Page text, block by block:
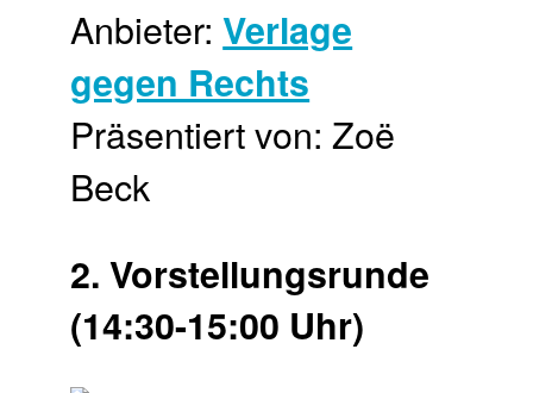
Anbieter:Verlage
gegen Rechts
Präsentiert von: Zoë
Beck
2. Vor­stellungs­runde
(14:30-15:00 Uhr)